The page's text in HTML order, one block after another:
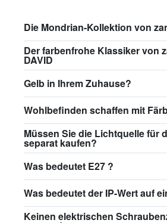
Die Mondrian-Kollektion von
Der farbenfrohe Klassiker von
DAVID
Gelb in Ihrem Zuhause?
Wohlbefinden schaffen mit
Müssen Sie die Lichtquelle für
separat kaufen?
Was bedeutet E27 ?
Was bedeutet der IP-Wert auf
Keinen elektrischen